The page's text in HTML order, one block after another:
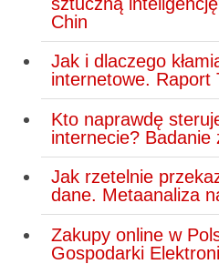
Chin
Jak i dlaczego
internetowe. Raport
Kto naprawdę
internecie? Badanie
Jak rzetelnie
dane. Metaanaliza
Zakupy online w
Gospodarki